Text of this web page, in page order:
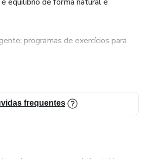
programas de exercícios para
mentorias exclusivas para mães e
em bebês, crianças e, mais
e gatos, com o Método
frequentes